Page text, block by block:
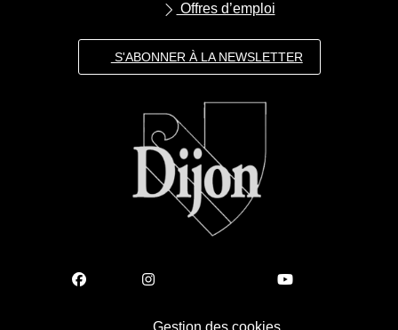
Offres d’emploi
S'ABONNER À LA NEWSLETTER
Gestion des cookies